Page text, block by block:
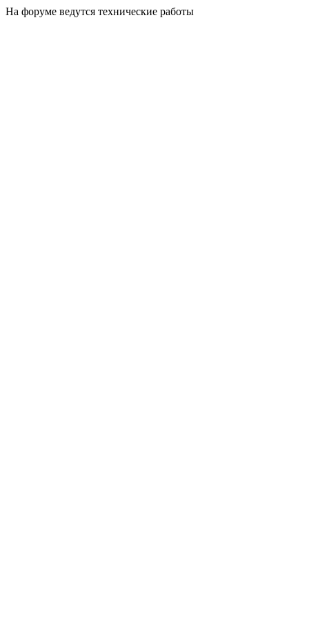
На форуме ведутся технические работы